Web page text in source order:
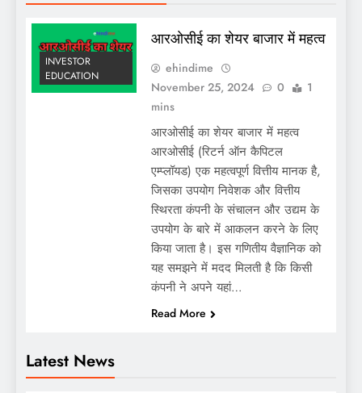
Latest News
INVESTOR
EDUCATION
आरओसीई का शेयर बाजार में महत्व
ehindime
November 25, 2024
0
1
mins
आरओसीई का शेयर बाजार में महत्व
आरओसीई (रिटर्न ऑन कैपिटल
एम्प्लॉयड) एक महत्वपूर्ण वित्तीय मानक है,
जिसका उपयोग निवेशक और वित्तीय
स्थिरता कंपनी के संचालन और उद्यम के
उपयोग के बारे में आकलन करने के लिए
किया जाता है। इस गणितीय वैज्ञानिक को
यह समझने में मदद मिलती है कि किसी
कंपनी ने अपने यहां…
Read More